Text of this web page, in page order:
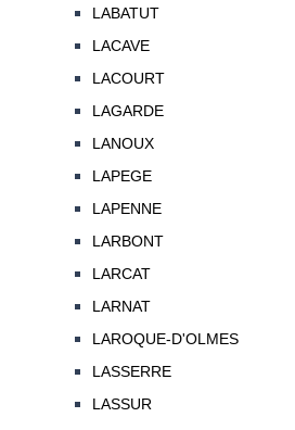
LABATUT
LACAVE
LACOURT
LAGARDE
LANOUX
LAPEGE
LAPENNE
LARBONT
LARCAT
LARNAT
LAROQUE-D'OLMES
LASSERRE
LASSUR